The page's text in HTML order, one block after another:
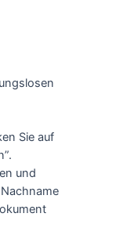
Sie auf
und